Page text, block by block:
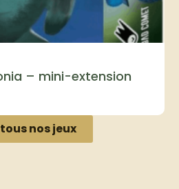
– mini-extension
nos jeux